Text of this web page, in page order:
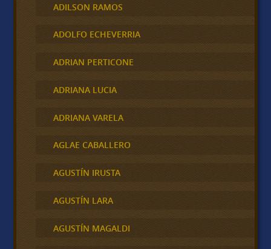
ADILSON RAMOS
ADOLFO ECHEVERRIA
ADRIAN PERTICONE
ADRIANA LUCIA
ADRIANA VARELA
AGLAE CABALLERO
AGUSTÍN IRUSTA
AGUSTÍN LARA
AGUSTÍN MAGALDI